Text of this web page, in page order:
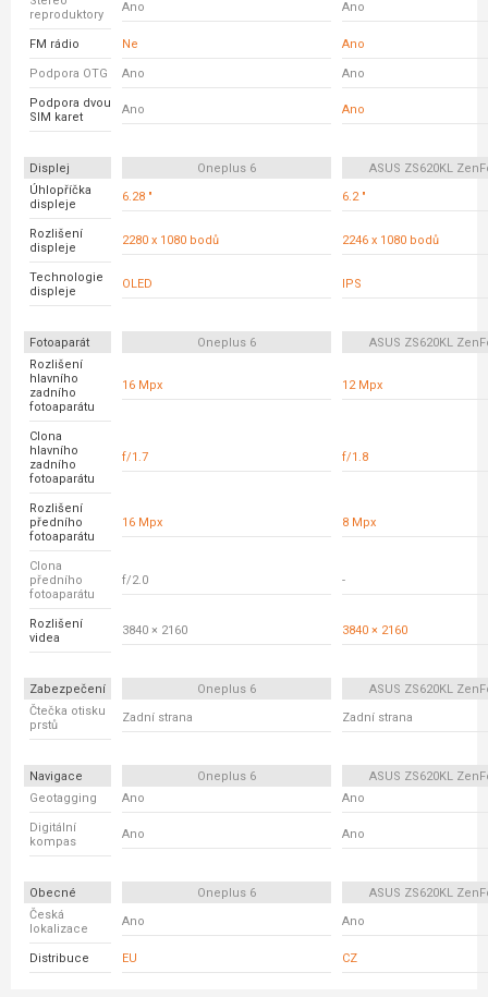
reproduktory
Ano Ano
FM rádio Ne Ano
Podpora OTG Ano Ano
Podpora dvou
SIM karet
Ano Ano
Displej Oneplus 6
ASUS ZS620KL
Úhlopříčka
displeje
6.28 " 6.2 "
Rozlišení
displeje
2280 x 1080 bodů 2246 x 1080 bodů
Technologie
displeje
OLED IPS
Fotoaparát Oneplus 6
ASUS ZS620KL
Rozlišení
hlavního
zadního
fotoaparátu
16 Mpx 12 Mpx
Clona
hlavního
zadního
fotoaparátu
f/1.7 f/1.8
Rozlišení
předního
fotoaparátu
16 Mpx 8 Mpx
Clona
předního
fotoaparátu
f/2.0 -
Rozlišení
videa
3840 × 2160 3840 × 2160
Zabezpečení Oneplus 6
ASUS ZS620KL
Čtečka otisku
prstů
Zadní strana Zadní strana
Navigace Oneplus 6
ASUS ZS620KL
Geotagging
Ano Ano
Digitální
kompas
Ano Ano
Obecné Oneplus 6
ASUS ZS620KL
Česká
lokalizace
Ano Ano
Distribuce EU CZ